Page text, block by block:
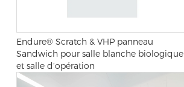
Endure® Scratch & VHP panneau
Sandwich pour salle blanche biologique
et salle d’opération